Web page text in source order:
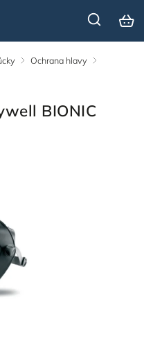
/ Ochrana hlavy /
BIONIC